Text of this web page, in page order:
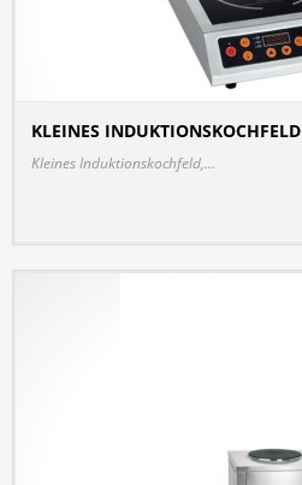
KLEINES INDUKTIONSKOCHFELD
Kleines Induktionskochfeld,...